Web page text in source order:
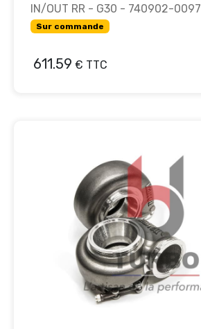
IN/OUT RR - G30 - 740902-0097
Sur commande
611.59 € TTC